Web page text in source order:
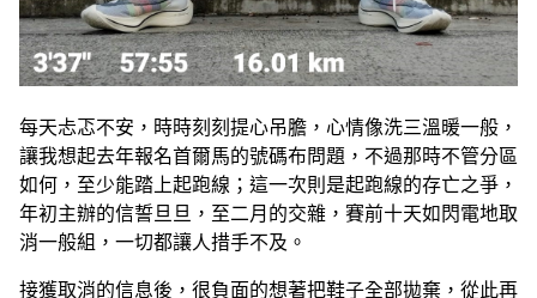
每天忐忑不安，時時刻刻提心吊膽，心情像洗三溫暖一般，
讓我想起去年報名首爾馬的號碼布問題，不過那時不管分區
如何，至少能踏上起跑線；這一次則是起跑線的存亡之爭，
年初主辦的信誓旦旦，至二月的交雜，賽前十天如閃電地取
消一般組，一切都讓人措手不及。
接獲取消的信息後，很負面的想著把鞋子全部拋棄，從此再